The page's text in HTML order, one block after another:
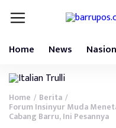
Home News
Home / Berita /
Forum Insinyur Muda
Cabang Barru, Ini Pesannya